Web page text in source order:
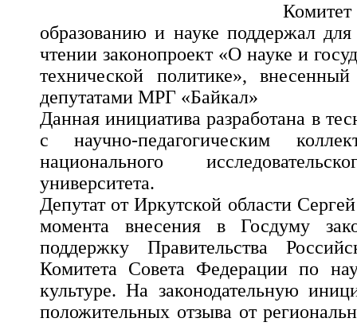
образованию и науке поддержал
чтении законопроект «О науке и
технической политике»,
депутатами МРГ «Байкал»
Данная инициатива разработана в
с научно-педагогическим
национального
университета.
Депутат от Иркутской области
момента внесения в Госдуму
поддержку Правительства
Комитета Совета Федерации по
культуре. На законодательную
положительных отзыва от